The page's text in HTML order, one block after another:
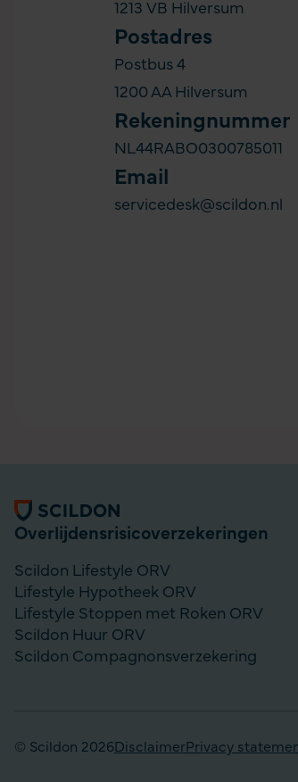
1213 VB Hilversum
Postadres
Postbus 4
1200 AA Hilversum
Rekeningnummer
NL44RABO0300785011
Email
servicedesk@scildon.nl
Algemene
Overlijdensrisico­­verzekeringen
Scildon Lifestyle ORV
Lifestyle Hypotheek ORV
Lifestyle Stoppen met Roken ORV
Scildon Huur ORV
Scildon Compagnonsverzekering
© Scildon 2026Disclaimer Privacy